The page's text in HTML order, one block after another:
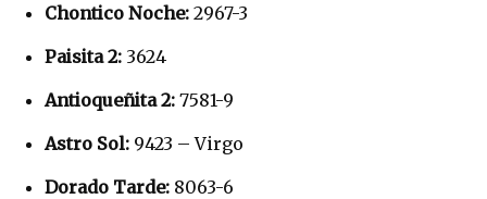
Chontico Noche: 2967-3
Paisita 2: 3624
Antioqueñita 2: 7581-9
Astro Sol: 9423 – Virgo
Dorado Tarde: 8063-6